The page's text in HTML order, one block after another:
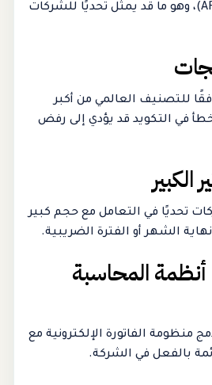
برمجة التطبيقات (APIs)، وهو ما قد يمثل تحديًا للشركات
للتصنيف العالمي من أكبر
في التكويد قد يؤدي إلى رفض
تحديًا في التعامل مع حجم كبير
الشهر أو الفترة الضريبية.
أنظمة المحاسبة
الفاتورة الإلكترونية مع
بالفعل في الشركة.